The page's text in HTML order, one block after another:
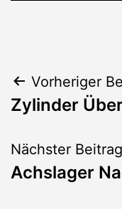
Vorheriger
Zylinder
Nächster Beitrag
Achslager